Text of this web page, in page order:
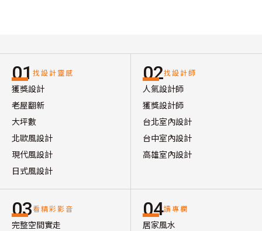
01 找設計靈感
獲獎設計
老屋翻新
大坪數
北歐風設計
現代風設計
日式風設計
02找設計師
人氣設計師
獲獎設計師
台北室內設計
台中室內設計
高雄室內設計
03看精彩影音
完整空間實走
04讀專欄
居家風水